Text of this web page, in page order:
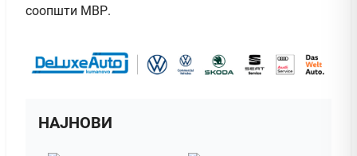
соопшти МВР.
НАЈНОВИ